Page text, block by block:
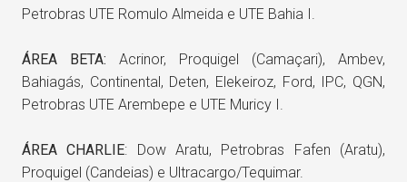
Petrobras UTE Romulo Almeida e UTE Bahia I.
ÁREA BETA: Acrinor, Proquigel (Camaçari), Ambev,
Bahiagás, Continental, Deten, Elekeiroz, Ford, IPC, QGN,
Petrobras UTE Arembepe e UTE Muricy I.
ÁREA CHARLIE: Dow Aratu, Petrobras Fafen (Aratu),
Proquigel (Candeias) e Ultracargo/Tequimar.